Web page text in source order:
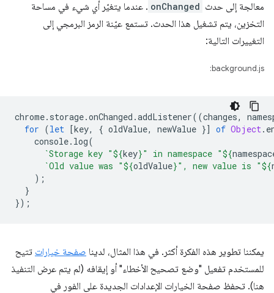
معالجة إلى حدث onChanged . عندما يتغيّر أي شيء في مساحة
التخزين، يتم تشغيل هذا الحدث. تستمع عيّنة الرمز البرمجي إلى
التغييرات التالية:
background.js:
chrome. storage.onChanged .addListener((changes,
for (let [key, { oldValue, newValue }] of Object.
console. log(
`Storage key "${key}" in namespace "${
`Old value was "${oldValue}", new value is "${
);
}
});
يمكننا تطوير هذه الفكرة أكثر. في هذا المثال، لدينا صفحة خيارات تتيح
للمستخدم تفعيل "وضع تصحيح الأخطاء" أو إيقافه (لم يتم عرض التنفيذ
هنا). تحفظ صفحة الخيارات الإعدادات الجديدة على الفور في